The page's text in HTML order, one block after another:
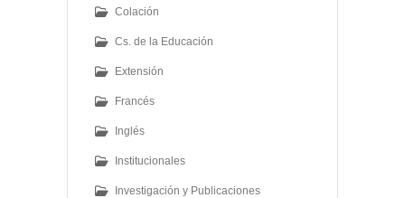
Colación
Cs. de la Educación
Extensión
Francés
Inglés
Institucionales
Investigación y Publicaciones